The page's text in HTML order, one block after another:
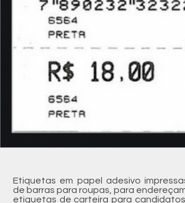
Etiquetas em papel adesivo
de barras para roupas, para
etiquetas de carteira para